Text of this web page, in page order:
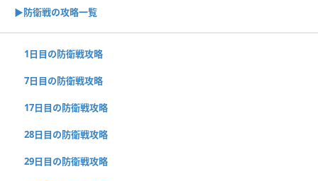
▶︎防衛戦の攻略一覧
1日目の防衛戦攻略
7日目の防衛戦攻略
17日目の防衛戦攻略
28日目の防衛戦攻略
29日目の防衛戦攻略